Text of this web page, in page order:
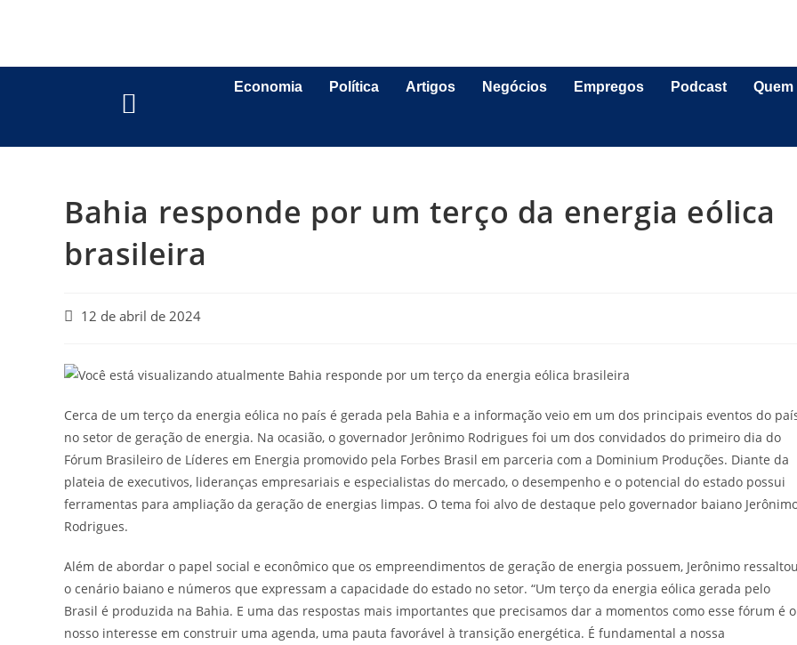
Economia Política Artigos Negócios Empregos Podcast
Bahia responde por um terço da energia eólica
brasileira
12 de abril de 2024
Cerca de um terço da energia eólica no país é gerada pela Bahia e a informação veio em um dos principais eventos do
no setor de geração de energia. Na ocasião, o governador Jerônimo Rodrigues foi um dos convidados do primeiro dia do
Fórum Brasileiro de Líderes em Energia promovido pela Forbes Brasil em parceria com a Dominium Produções. Diante da
plateia de executivos, lideranças empresariais e especialistas do mercado, o desempenho e o potencial do estado possui
ferramentas para ampliação da geração de energias limpas. O tema foi alvo de destaque pelo governador baiano
Rodrigues.
Além de abordar o papel social e econômico que os empreendimentos de geração de energia possuem, Jerônimo
o cenário baiano e números que expressam a capacidade do estado no setor. “Um terço da energia eólica gerada pelo
Brasil é produzida na Bahia. E uma das respostas mais importantes que precisamos dar a momentos como esse fórum é o
nosso interesse em construir uma agenda, uma pauta favorável à transição energética. É fundamental a nossa